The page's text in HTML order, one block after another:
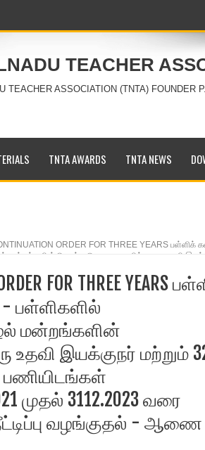
TEACHER
TEACHER ASSOCIATION (TNTA) FOUNDER
TNTA AWARDS TNTA NEWS
ORDER FOR THREE YEARS பள்ளிக்‌
மன்றங்களின்‌ செயல்பாடுகளை கவனிக்க ஒரு உதவி
FOR THREE YEARS
- பள்ளிகளில்‌
மன்றங்களின்‌
இயக்குநர்‌ மற்றும்‌
பணியிடங்கள்‌
முதல்‌ 3112.2023 வரை
வழங்குதல்‌ - ஆணை